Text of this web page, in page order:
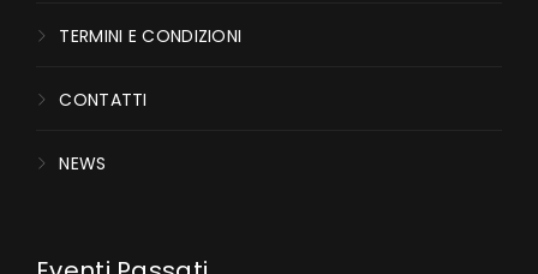
TERMINI E CONDIZIONI
CONTATTI
NEWS